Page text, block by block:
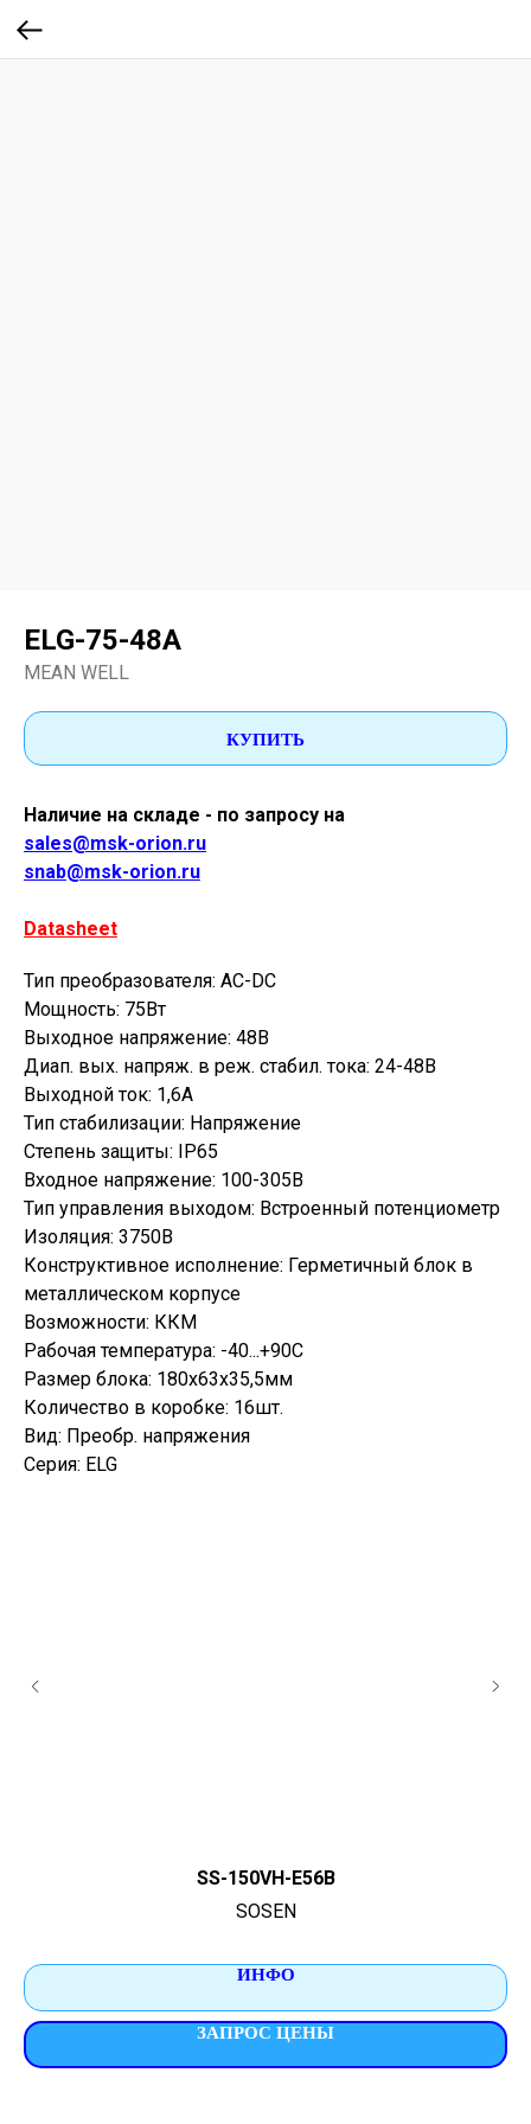
ELG-75-48A
MEAN WELL
КУПИТЬ
Наличие на складе - по запросу на
sales@msk-orion.ru
snab@msk-orion.ru
Datasheet
Тип преобразователя: AC-DC
Мощность: 75Вт
Выходное напряжение: 48В
Диап. вых. напряж. в реж. стабил. тока: 24-48В
Выходной ток: 1,6А
Тип стабилизации: Напряжение
Степень защиты: IP65
Входное напряжение: 100-305В
Тип управления выходом: Встроенный потенциометр
Изоляция: 3750В
Конструктивное исполнение: Герметичный блок в
металлическом корпусе
Возможности: ККМ
Рабочая температура: -40...+90С
Размер блока: 180х63х35,5мм
Количество в коробке: 16шт.
Вид: Преобр. напряжения
Серия: ELG
SS-150VH-E56B
SOSEN
ИНФО
ЗАПРОС ЦЕНЫ